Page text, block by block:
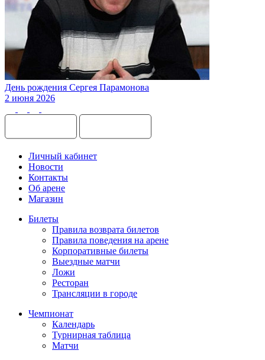
День рождения Сергея Парамонова
2 июня 2026
Личный кабинет
Новости
Контакты
Об арене
Магазин
Билеты
Правила возврата билетов
Правила поведения на арене
Корпоративные билеты
Выездные матчи
Ложи
Ресторан
Трансляции в городе
Чемпионат
Календарь
Турнирная таблица
Матчи